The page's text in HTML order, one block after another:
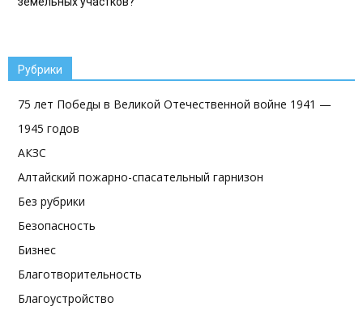
Рубрики
75 лет Победы в Великой Отечественной войне 1941 —
1945 годов
АКЗС
Алтайский пожарно-спасательный гарнизон
Без рубрики
Безопасность
Бизнес
Благотворительность
Благоустройство